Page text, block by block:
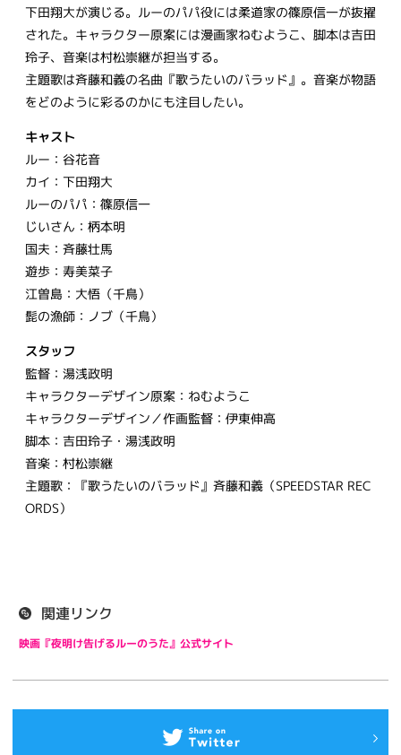
下田翔大が演じる。ルーのパパ役には柔道家の篠原信一が抜擢
された。キャラクター原案には漫画家ねむようこ、脚本は吉田
玲子、音楽は村松崇継が担当する。
主題歌は斉藤和義の名曲『歌うたいのバラッド』。音楽が物語
をどのように彩るのかにも注目したい。
キャスト
ルー：谷花音
カイ：下田翔大
ルーのパパ：篠原信一
じいさん：柄本明
国夫：斉藤壮馬
遊歩：寿美菜子
江曽島：大悟（千鳥）
髭の漁師：ノブ（千鳥）
スタッフ
監督：湯浅政明
キャラクターデザイン原案：ねむようこ
キャラクターデザイン／作画監督：伊東伸高
脚本：吉田玲子・湯浅政明
音楽：村松崇継
主題歌：『歌うたいのバラッド』斉藤和義（SPEEDSTAR REC
ORDS）
関連リンク
映画『夜明け告げるルーのうた』公式サイト